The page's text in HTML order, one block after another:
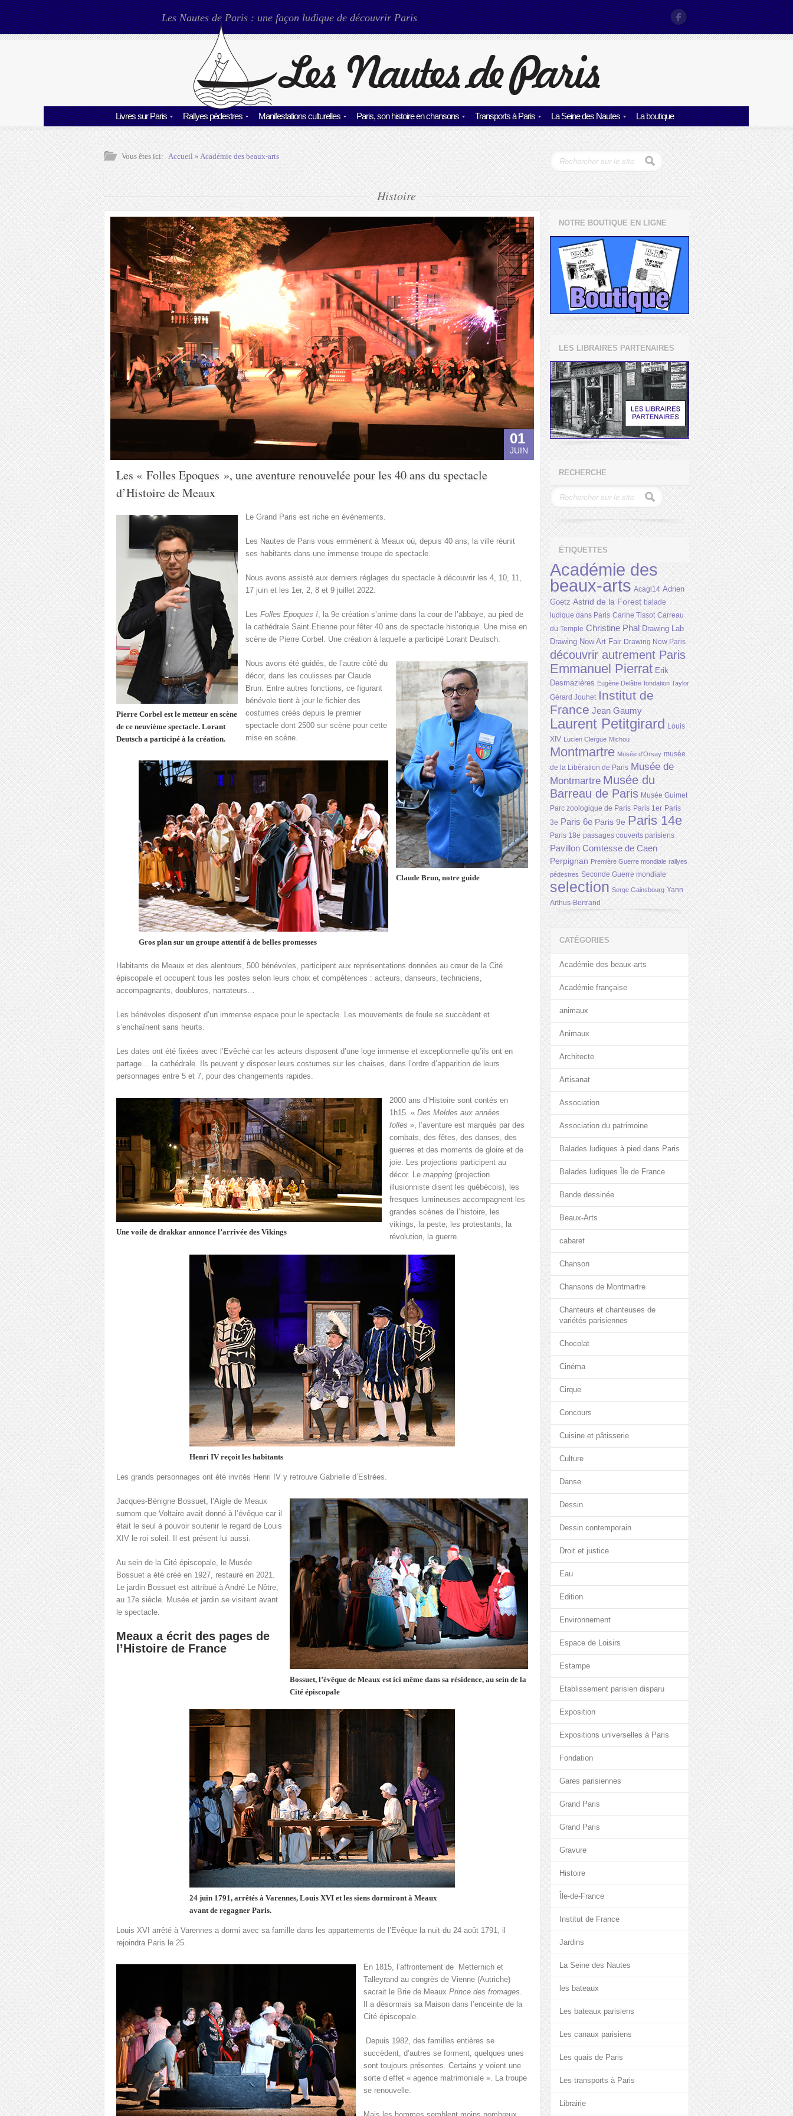
Les Nautes de Paris : une façon ludique de découvrir Paris
Livres sur Paris Rallyes pédestres Manifestations culturelles Paris, son histoire en chansons Transports à Paris La Seine des Nautes La boutique
Vous êtes ici: Accueil»Académie des beaux-arts
Histoire
01
JUIN
Les « Folles Epoques », une aventure renouvelée pour les 40 ans du spectacle
d’Histoire de Meaux
Pierre Corbel est le metteur en scène
de ce neuvième spectacle. Lorant
Deutsch a participé à la création.
Le Grand Paris est riche en évènements.
Les Nautes de Paris vous emmènent à Meaux où, depuis 40 ans, la ville réunit
ses habitants dans une immense troupe de spectacle.
Nous avons assisté aux derniers réglages du spectacle à découvrir les 4, 10, 11,
17 juin et les 1er, 2, 8 et 9 juillet 2022.
Les Folles Epoques !, la 9e création s’anime dans la cour de l’abbaye, au pied de
la cathédrale Saint Etienne pour fêter 40 ans de spectacle historique. Une mise en
scène de Pierre Corbel. Une création à laquelle a participé Lorant Deutsch.
Claude Brun, notre guide
Nous avons été guidés, de l’autre côté du
décor, dans les coulisses par Claude
Brun. Entre autres fonctions, ce figurant
bénévole tient à jour le fichier des
costumes créés depuis le premier
spectacle dont 2500 sur scène pour cette
mise en scène.
Gros plan sur un groupe attentif à de belles promesses
Habitants de Meaux et des alentours, 500 bénévoles, participent aux représentations données au cœur de la Cité
épiscopale et occupent tous les postes selon leurs choix et compétences : acteurs, danseurs, techniciens,
accompagnants, doublures, narrateurs…
Les bénévoles disposent d’un immense espace pour le spectacle. Les mouvements de foule se succèdent et
s’enchaînent sans heurts.
Les dates ont été fixées avec l’Evêché car les acteurs disposent d’une loge immense et exceptionnelle qu’ils ont en
partage… la cathédrale. Ils peuvent y disposer leurs costumes sur les chaises, dans l’ordre d’apparition de leurs
personnages entre 5 et 7, pour des changements rapides.
Une voile de drakkar annonce l’arrivée des Vikings
2000 ans d’Histoire sont contés en
1h15. « Des Meldes aux années
folles », l’aventure est marqués par des
combats, des fêtes, des danses, des
guerres et des moments de gloire et de
joie. Les projections participent au
décor. Le mapping (projection
illusionniste disent les québécois), les
fresques lumineuses accompagnent les
grandes scènes de l’histoire, les
vikings, la peste, les protestants, la
révolution, la guerre.
Henri IV reçoit les habitants
Les grands personnages ont été invités Henri IV y retrouve Gabrielle d’Estrées.
Bossuet, l’évêque de Meaux est ici même dans sa résidence, au sein de la
Cité épiscopale
Jacques-Bénigne Bossuet, l’Aigle de Meaux
surnom que Voltaire avait donné à l’évêque car il
était le seul à pouvoir soutenir le regard de Louis
XIV le roi soleil. Il est présent lui aussi.
Au sein de la Cité épiscopale, le Musée
Bossuet a été créé en 1927, restauré en 2021.
Le jardin Bossuet est attribué à André Le Nôtre,
au 17e siècle. Musée et jardin se visitent avant
le spectacle.
Meaux a écrit des pages de
l’Histoire de France
24 juin 1791, arrêtés à Varennes, Louis XVI et les siens dormiront à Meaux
avant de regagner Paris.
Louis XVI arrêté à Varennes a dormi avec sa famille dans les appartements de l’Evêque la nuit du 24 août 1791, il
rejoindra Paris le 25.
En 1815, l’affrontement de Metternich et
Talleyrand au congrès de Vienne (Autriche)
sacrait le Brie de Meaux Prince des fromages
Il a désormais sa Maison dans l’enceinte de la
Cité épiscopale.
Depuis 1982, des familles entières se
succèdent, d’autres se forment, quelques unes
sont toujours présentes. Certains y voient une
sorte d’effet « agence matrimoniale ». La troupe
se renouvelle.
Mais les hommes semblent moins nombreux
NOTRE BOUTIQUE EN LIGNE
LES LIBRAIRES PARTENAIRES
RECHERCHE
ÉTIQUETTES
Académie des
beaux-arts Acagl14 Adrien
Goetz Astrid de la Forest balade
ludique dans Paris Carine Tissot Carreau
du Temple Christine Phal Drawing Lab
Drawing Now Art Fair Drawing Now Paris
découvrir autrement Paris
Emmanuel Pierrat Erik
Desmazières Eugène Delâtre fondation Taylor
Gérard Jouhet Institut de
France Jean Gaumy
Laurent Petitgirard Louis
XIV Lucien Clergue Michou
Montmartre Musée d'Orsay musée
de la Libération de Paris Musée de
Montmartre Musée du
Barreau de Paris Musée Guimet
Parc zoologique de Paris Paris 1er Paris
3e Paris 6e Paris 9e Paris 14e
Paris 18e passages couverts parisiens
Pavillon Comtesse de Caen
Perpignan Première Guerre mondiale rallyes
pédestres Seconde Guerre mondiale
selection Serge Gainsbourg Yann
Arthus-Bertrand
CATÉGORIES
Académie des beaux-arts
Académie française
animaux
Animaux
Architecte
Artisanat
Association
Association du patrimoine
Balades ludiques à pied dans Paris
Balades ludiques Île de France
Bande dessinée
Beaux-Arts
cabaret
Chanson
Chansons de Montmartre
Chanteurs et chanteuses de
variétés parisiennes
Chocolat
Cinéma
Cirque
Concours
Cuisine et pâtisserie
Culture
Danse
Dessin
Dessin contemporain
Droit et justice
Eau
Edition
Environnement
Espace de Loisirs
Estampe
Etablissement parisien disparu
Exposition
Expositions universelles à Paris
Fondation
Gares parisiennes
Grand Paris
Grand Paris
Gravure
Histoire
Île-de-France
Institut de France
Jardins
La Seine des Nautes
les bateaux
Les bateaux parisiens
Les canaux parisiens
Les quais de Paris
Les transports à Paris
Librairie